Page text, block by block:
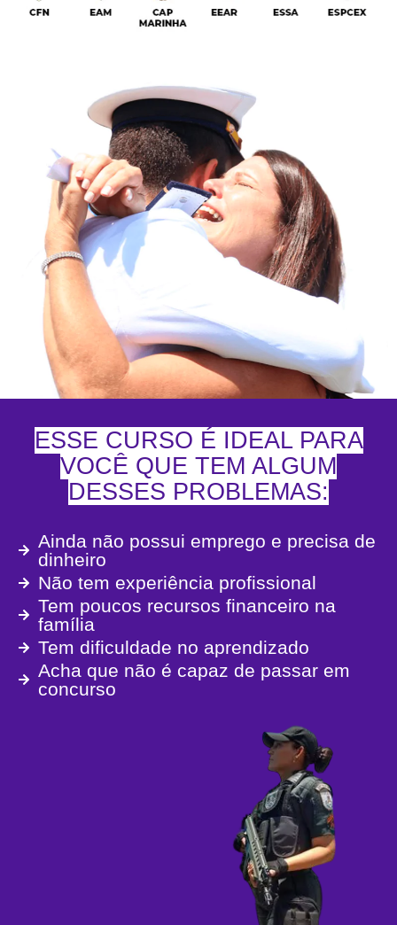
ESSE CURSO É IDEAL PARA
VOCÊ QUE TEM ALGUM
DESSES PROBLEMAS:
Ainda não possui emprego e precisa de
dinheiro
Não tem experiência profissional
Tem poucos recursos financeiro na
família
Tem dificuldade no aprendizado
Acha que não é capaz de passar em
concurso